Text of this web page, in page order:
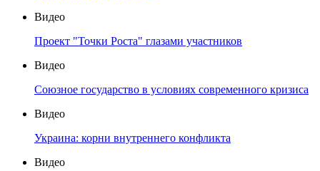
Видео
Проект "Точки Роста" глазами участников
Видео
Союзное государство в условиях современного кризиса
Видео
Украина: корни внутреннего конфликта
Видео